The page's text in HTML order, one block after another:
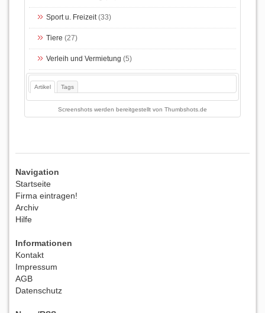
Sport u. Freizeit(33)
Tiere (27)
Verleih und Vermietung (5)
Artikel Tags
Screenshots werden bereitgestellt von Thumbshots.de
Navigation
Startseite
Firma eintragen!
Archiv
Hilfe
Informationen
Kontakt
Impressum
AGB
Datenschutz